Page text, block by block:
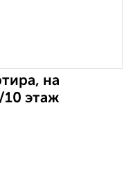
на
этаж